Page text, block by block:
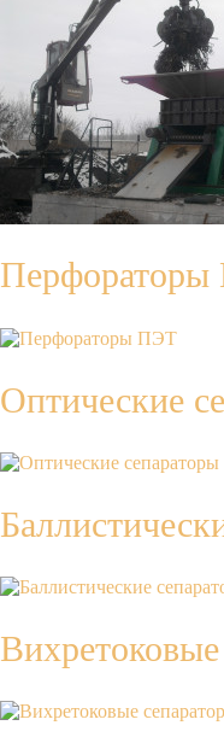
Оптические